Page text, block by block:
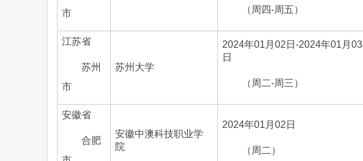
市
（周四-周五）
江苏省
苏州
市
苏州大学
2024年01月02日-2024年01月03
日
（周二-周三）
安徽省
合肥
安徽中澳科技职业学
院
2024年01月02日
（周二）